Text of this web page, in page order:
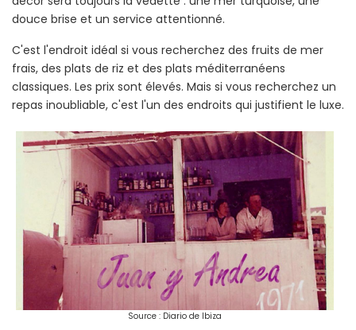
douce brise et un service attentionné.
C'est l'endroit idéal si vous recherchez des fruits de mer
frais, des plats de riz et des plats méditerranéens
classiques. Les prix sont élevés. Mais si vous recherchez un
repas inoubliable, c'est l'un des endroits qui justifient le luxe.
Source : Diario de Ibiza